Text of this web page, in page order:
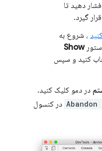
دهید تا
گیرد.
، شروع به
Show
کنید و سپس
در دمو کلیک کنید.
در کنسول